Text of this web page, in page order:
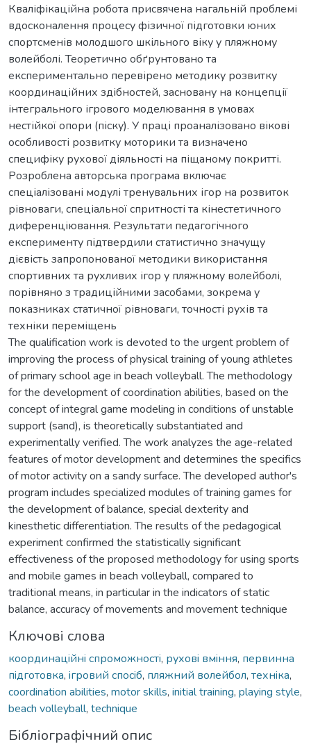
Кваліфікаційна робота присвячена нагальній проблемі
вдосконалення процесу фізичної підготовки юних
спортсменів молодшого шкільного віку у пляжному
волейболі. Теоретично обґрунтовано та
експериментально перевірено методику розвитку
координаційних здібностей, засновану на концепції
інтегрального ігрового моделювання в умовах
нестійкої опори (піску). У праці проаналізовано вікові
особливості розвитку моторики та визначено
специфіку рухової діяльності на піщаному покритті.
Розроблена авторська програма включає
спеціалізовані модулі тренувальних ігор на розвиток
рівноваги, спеціальної спритності та кінестетичного
диференціювання. Результати педагогічного
експерименту підтвердили статистично значущу
дієвість запропонованої методики використання
спортивних та рухливих ігор у пляжному волейболі,
порівняно з традиційними засобами, зокрема у
показниках статичної рівноваги, точності рухів та
техніки переміщень
The qualification work is devoted to the urgent problem of
improving the process of physical training of young athletes
of primary school age in beach volleyball. The methodology
for the development of coordination abilities, based on the
concept of integral game modeling in conditions of unstable
support (sand), is theoretically substantiated and
experimentally verified. The work analyzes the age-related
features of motor development and determines the specifics
of motor activity on a sandy surface. The developed author's
program includes specialized modules of training games for
the development of balance, special dexterity and
kinesthetic differentiation. The results of the pedagogical
experiment confirmed the statistically significant
effectiveness of the proposed methodology for using sports
and mobile games in beach volleyball, compared to
traditional means, in particular in the indicators of static
balance, accuracy of movements and movement technique
Ключові слова
координaцiйнi спроможностi, руховi вмiння, первинна
пiдготовка, iгровий спосiб, пляжний волейбол, технiка,
coordination abilities, motor skills, initial training, playing style,
beach volleyball, technique
Бібліографічний опис